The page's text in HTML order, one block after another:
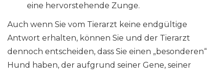
eine hervorstehende Zunge.
Auch wenn Sie vom Tierarzt keine endgültige
Antwort erhalten, können Sie und der Tierarzt
dennoch entscheiden, dass Sie einen „besonderen“
Hund haben, der aufgrund seiner Gene, seiner